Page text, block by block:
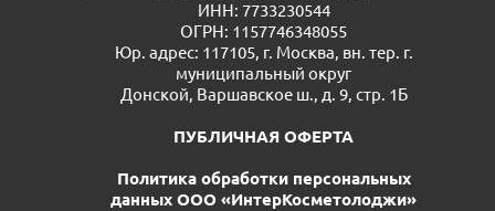
ИНН: 7733230544
ОГРН: 1157746348055
Юр. адрес: 117105, г. Москва, вн. тер. г.
муниципальный округ
Донской, Варшавское ш., д. 9, стр. 1Б
ПУБЛИЧНАЯ ОФЕРТА
Политика обработки персональных
данных ООО «ИнтерКосметолоджи»